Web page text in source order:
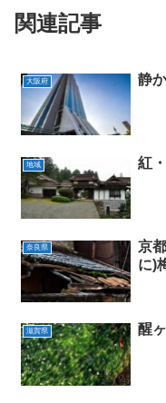
関連記事
大阪府 静
地域 紅
奈良県
京
に)
滋賀県 醒